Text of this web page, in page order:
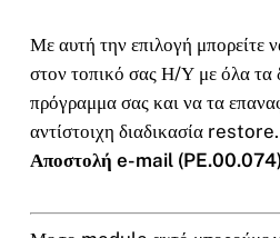
Με αυτή την επιλογή μπορείτε
στον τοπικό σας Η/Υ με όλα τα
πρόγραμμα σας και να τα
αντίστοιχη διαδικασία restore.
Αποστολή e-mail